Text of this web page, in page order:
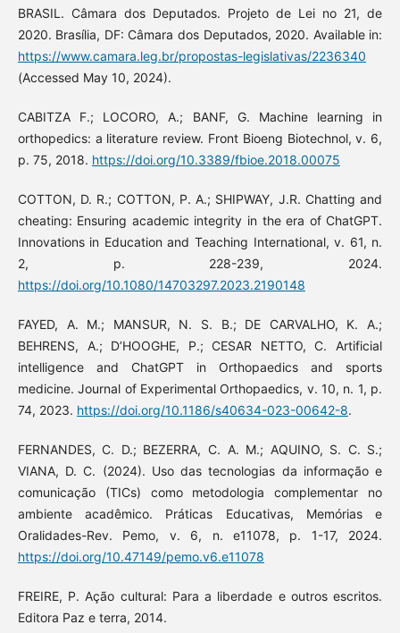
BRASIL. Câmara dos Deputados. Projeto de Lei no 21, de
2020. Brasília, DF: Câmara dos Deputados, 2020. Available in:
https://www.camara.leg.br/propostas-legislativas/2236340
(Accessed May 10, 2024).
CABITZA F.; LOCORO, A.; BANF, G. Machine learning in
orthopedics: a literature review. Front Bioeng Biotechnol, v. 6,
p. 75, 2018. https://doi.org/10.3389/fbioe.2018.00075
COTTON, D. R.; COTTON, P. A.; SHIPWAY, J.R. Chatting and
cheating: Ensuring academic integrity in the era of ChatGPT.
Innovations in Education and Teaching International, v. 61, n.
2, p. 228-239, 2024.
https://doi.org/10.1080/14703297.2023.2190148
FAYED, A. M.; MANSUR, N. S. B.; DE CARVALHO, K. A.;
BEHRENS, A.; D’HOOGHE, P.; CESAR NETTO, C. Artificial
intelligence and ChatGPT in Orthopaedics and sports
medicine. Journal of Experimental Orthopaedics, v. 10, n. 1, p.
74, 2023. https://doi.org/10.1186/s40634-023-00642-8.
FERNANDES, C. D.; BEZERRA, C. A. M.; AQUINO, S. C. S.;
VIANA, D. C. (2024). Uso das tecnologias da informação e
comunicação (TICs) como metodologia complementar no
ambiente acadêmico. Práticas Educativas, Memórias e
Oralidades-Rev. Pemo, v. 6, n. e11078, p. 1-17, 2024.
https://doi.org/10.47149/pemo.v6.e11078
FREIRE, P. Ação cultural: Para a liberdade e outros escritos.
Editora Paz e terra, 2014.